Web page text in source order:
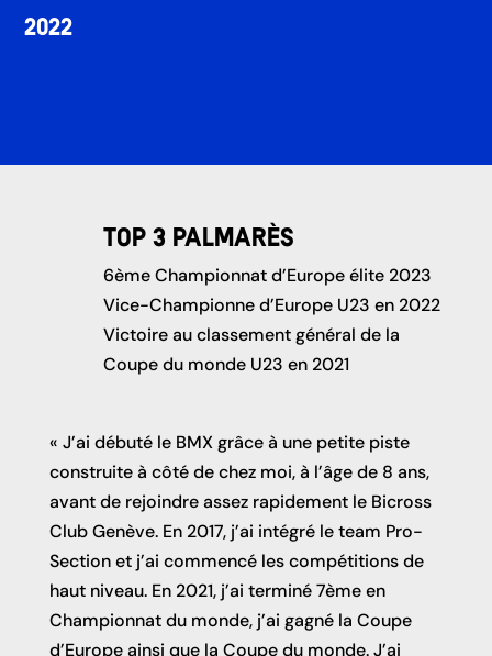
2022
Top 3 palmarès
6ème Championnat d’Europe élite 2023
Vice-Championne d’Europe U23 en 2022
Victoire au classement général de la
Coupe du monde U23 en 2021
« J’ai débuté le BMX grâce à une petite piste
construite à côté de chez moi, à l’âge de 8 ans,
avant de rejoindre assez rapidement le Bicross
Club Genève. En 2017, j’ai intégré le team Pro-
Section et j’ai commencé les compétitions de
haut niveau. En 2021, j’ai terminé 7ème en
Championnat du monde, j’ai gagné la Coupe
d’Europe ainsi que la Coupe du monde. J’ai